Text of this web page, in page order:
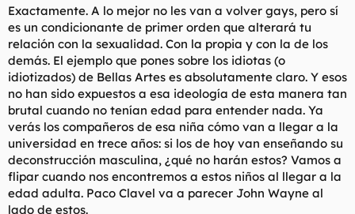
ver a los chavales de primero de bellas artes donde si no llevas
un signo estético de disolución de tu masculinidad estás
condenado al ostracismo.
El problema de todo esto es conciliar que la gente adulta haga
en su intimidad lo que le salga de los cojones mientras respete
la libertad del resto y que no hagan de ello una causa
ideológica adoctrinante. A mí no me parece normal que a
niños tan pequeños les estén haciendo cuestionarse y
posicionarse sobre su propia sexualidad, y menos con tanta
ideología de por medio.
Exactamente. A lo mejor no les van a volver gays, pero sí
es un condicionante de primer orden que alterará tu
relación con la sexualidad. Con la propia y con la de los
demás. El ejemplo que pones sobre los idiotas (o
idiotizados) de Bellas Artes es absolutamente claro. Y esos
no han sido expuestos a esa ideología de esta manera tan
brutal cuando no tenían edad para entender nada. Ya
verás los compañeros de esa niña cómo van a llegar a la
universidad en trece años: si los de hoy van enseñando su
deconstrucción masculina, ¿qué no harán estos? Vamos a
flipar cuando nos encontremos a estos niños al llegar a la
edad adulta. Paco Clavel va a parecer John Wayne al
lado de estos.